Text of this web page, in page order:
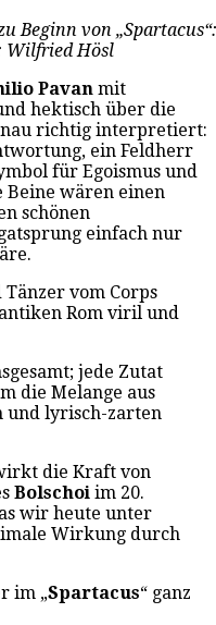
Beginn von
Wilfried Hösl
Pavan mit
hektisch über die
richtig interpretiert:
ein Feldherr
für Egoismus und
Beine wären einen
schönen
einfach nur
vom Corps
Rom viril und
jede Zutat
die Melange aus
und lyrisch-zarten
die Kraft von
Bolschoi im 20.
wir heute unter
Wirkung durch
im „Spartacus“ ganz